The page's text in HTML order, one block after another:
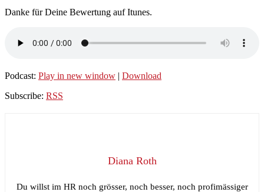
Danke für Deine Bewertung auf Itunes.
Podcast: Play in new window | Download
Subscribe: RSS
Diana Roth
Du willst im HR noch grösser, noch besser, noch profimässiger